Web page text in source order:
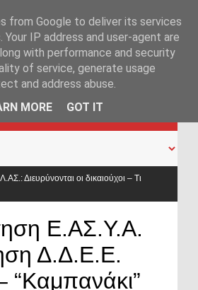
ο νόμος
Ε.ΑΣ.Υ.Α.
Δ.Δ.Ε.Ε.
“Καμπανάκι”
from Google to deliver its services
IP address and user-agent are
with performance and security
of service, generate usage
and address abuse.
MORE
GOT IT